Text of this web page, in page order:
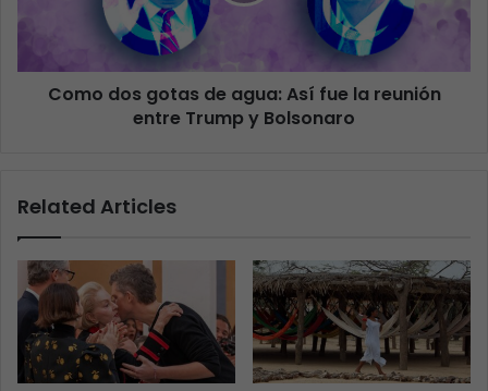
Como dos gotas de agua: Así fue la reunión
entre Trump y Bolsonaro
Related Articles